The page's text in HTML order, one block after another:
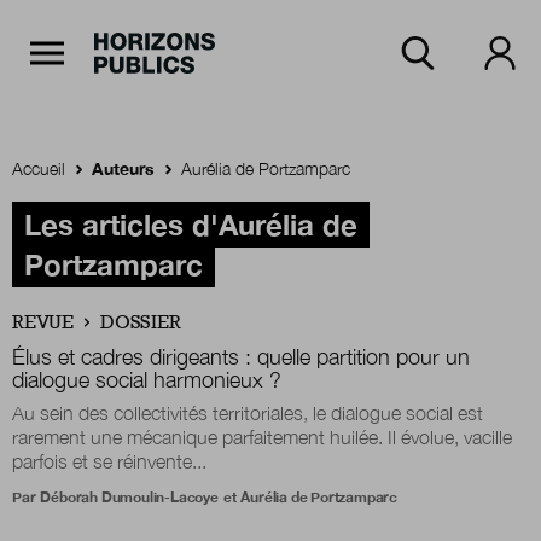
Accueil
Rubriques
Thèmes
Numéros
Accueil Auteurs Aurélia de Portzamparc
Les articles d'Aurélia de
Portzamparc
REVUE DOSSIER
Élus et cadres dirigeants : quelle partition pour un
dialogue social harmonieux ?
Au sein des collectivités territoriales, le dialogue social est
rarement une mécanique parfaitement huilée. Il évolue, vacille
parfois et se réinvente...
Par Déborah Dumoulin-Lacoye et Aurélia de Portzamparc